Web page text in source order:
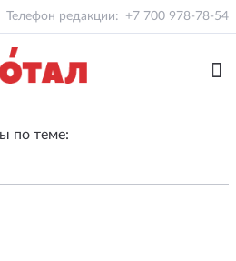
Телефон редакции: +7 700 978-78-54
по теме: